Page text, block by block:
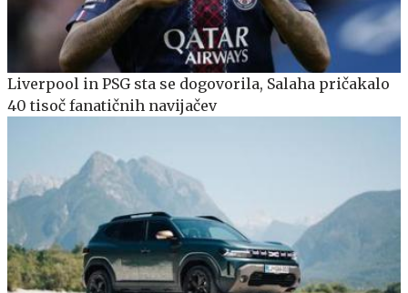
Liverpool in PSG sta se dogovorila, Salaha pričakalo
40 tisoč fanatičnih navijačev